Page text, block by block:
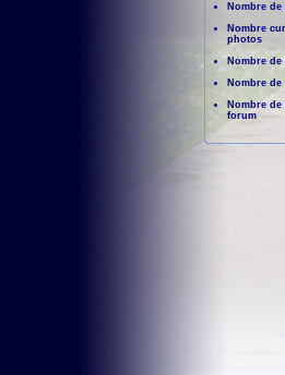
Nombre
Nombre
photos
Nombre de
Nombre de
Nombre de
forum